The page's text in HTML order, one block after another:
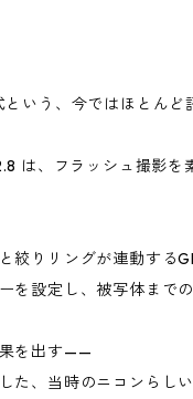
いう、今ではほとん
は、フラッシュ撮影
絞りリングが連動する
を設定し、被写体まで
を出す——
た、当時のニコンらし